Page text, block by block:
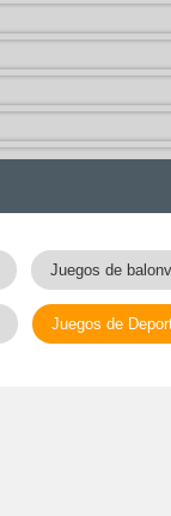
Juegos de
Juegos de